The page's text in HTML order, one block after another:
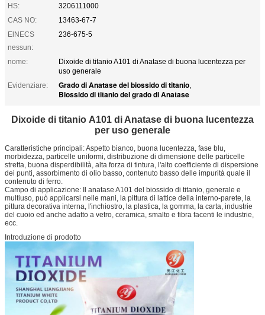
HS:
3206111000
CAS NO:
13463-67-7
ElNECS
nessun:
236-675-5
nome:
Dixoide di titanio A101 di Anatase di buona lucentezza per
uso generale
Evidenziare:
Grado di Anatase del biossido di titanio,
Biossido di titanio del grado di Anatase
Dixoide di titanio A101 di Anatase di buona lucentezza
per uso generale
Caratteristiche principali: Aspetto bianco, buona lucentezza, fase blu,
morbidezza, particelle uniformi, distribuzione di dimensione delle particelle
stretta, buona disperdibilità, alta forza di tintura, l'alto coefficiente di dispersione
dei punti, assorbimento di olio basso, contenuto basso delle impurità quale il
contenuto di ferro.
Campo di applicazione: Il anatase A101 del biossido di titanio, generale e
multiuso, può applicarsi nelle mani, la pittura di lattice della interno-parete, la
pittura decorativa interna, l'inchiostro, la plastica, la gomma, la carta, industrie
del cuoio ed anche adatto a vetro, ceramica, smalto e fibra facenti le industrie,
ecc.
Introduzione di prodotto